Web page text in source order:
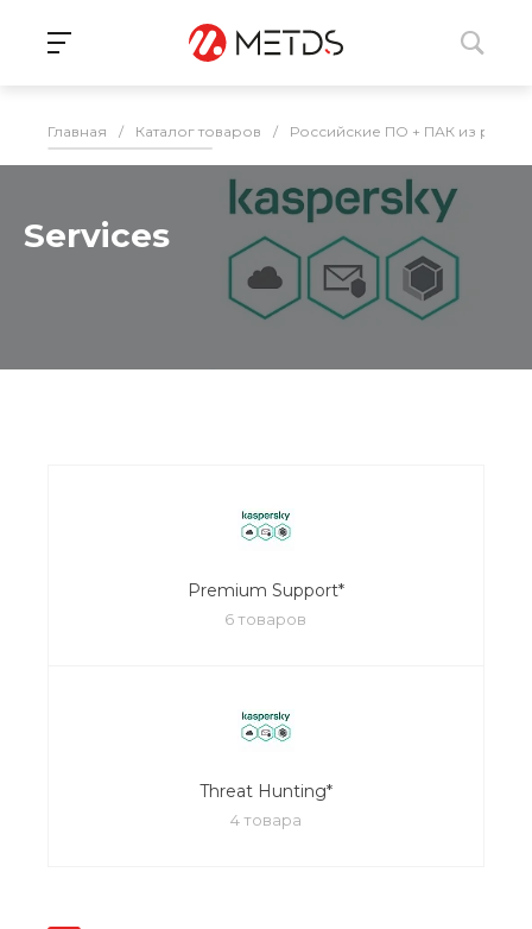
Главная / Каталог товаров / Российские ПО + ПАК из
Services
Premium Support*
6 товаров
Threat Hunting*
4 товара